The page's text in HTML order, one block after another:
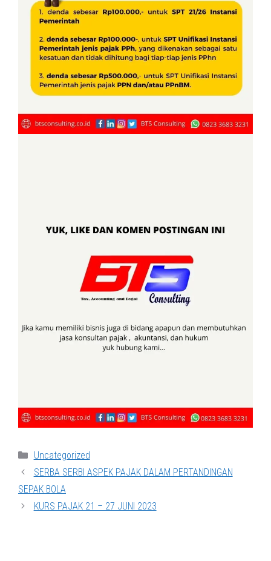
Categories
Uncategorized
SERBA SERBI ASPEK PAJAK DALAM PERTANDINGAN
SEPAK BOLA
KURS PAJAK 21 – 27 JUNI 2023